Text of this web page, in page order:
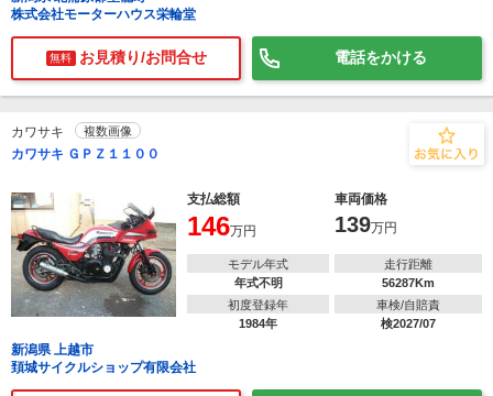
株式会社モーターハウス栄輪堂
無料 お見積り/お問合せ 電話をかける
カワサキ 複数画像
カワサキ ＧＰＺ１１００
支払総額 車両価格
146万円 139万円
モデル年式
年式不明
走行距離
56287Km
初度登録年
1984年
車検/自賠責
検2027/07
新潟県 上越市
頚城サイクルショップ有限会社